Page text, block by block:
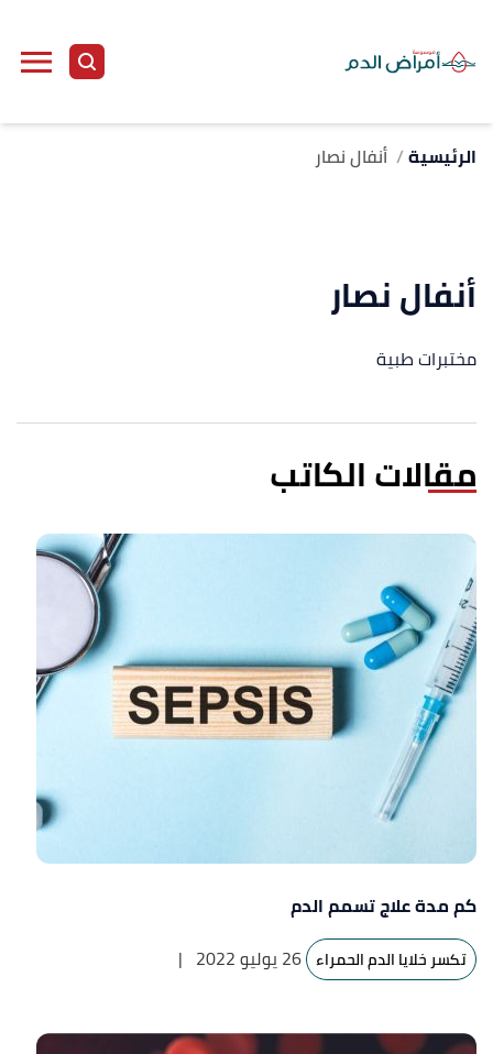
الرئيسية أنفال نصار
أنفال نصار
مختبرات طبية
مقالات الكاتب
كم مدة علاج تسمم الدم
تكسر خلايا الدم الحمراء 26 يوليو 2022 |